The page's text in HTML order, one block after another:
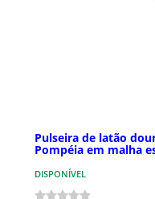
Pulseira de latão
Pompéia em malha
DISPONÍVEL